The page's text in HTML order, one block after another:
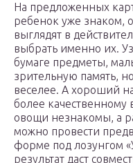
На предложенных
ребенок уже знаком,
выглядят в
выбрать именно их.
бумаге предметы,
зрительную память,
веселее. А хороший
более
овощи незнакомы, а
можно провести
форме под лозунгом
результат даст